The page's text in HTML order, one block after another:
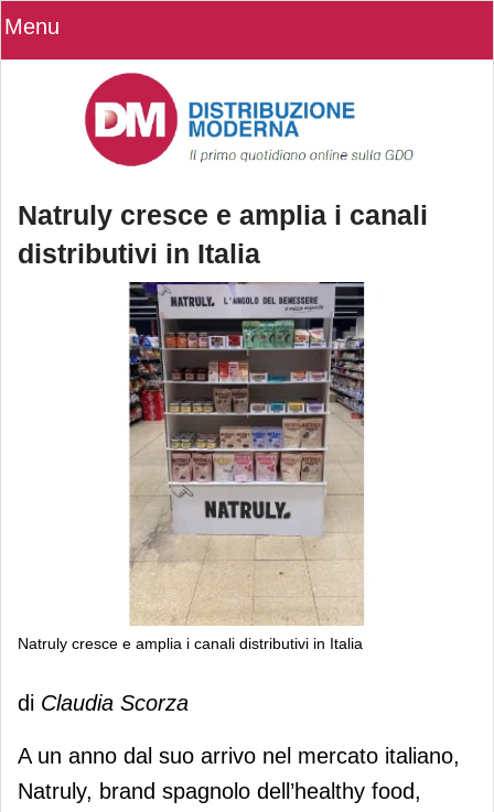
Menu
Natruly cresce e amplia i canali
distributivi in Italia
Natruly cresce e amplia i canali distributivi in Italia
Natruly cresce e amplia i canali
distributivi in Italia
di Claudia Scorza
A un anno dal suo arrivo nel mercato italiano,
Natruly, brand spagnolo dell’healthy food,